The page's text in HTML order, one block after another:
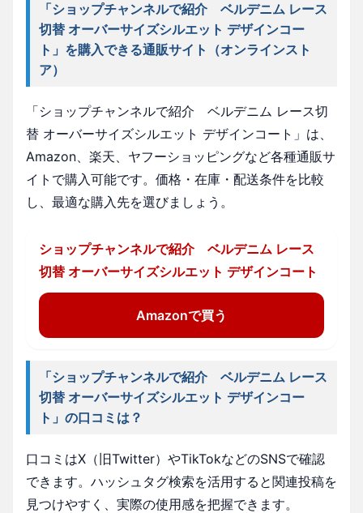
「ショップチャンネルで紹介 ベルデニム レース
切替 オーバーサイズシルエット デザインコー
ト」を購入できる通販サイト（オンラインスト
ア）
「ショップチャンネルで紹介 ベルデニム レース切
替 オーバーサイズシルエット デザインコート」は、
Amazon、楽天、ヤフーショッピングなど各種通販サ
イトで購入可能です。価格・在庫・配送条件を比較
し、最適な購入先を選びましょう。
ショップチャンネルで紹介 ベルデニム レース
切替 オーバーサイズシルエット デザインコート
Amazonで買う
「ショップチャンネルで紹介 ベルデニム レース
切替 オーバーサイズシルエット デザインコー
ト」の口コミは？
口コミはX（旧Twitter）やTikTokなどのSNSで確認
できます。ハッシュタグ検索を活用すると関連投稿を
見つけやすく、実際の使用感を把握できます。